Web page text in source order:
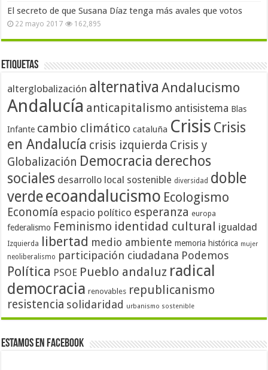
El secreto de que Susana Díaz tenga más avales que votos
22 mayo 2017 162,895
Etiquetas
alterglobalización alternativa Andalucismo
Andalucía anticapitalismo antisistema Blas
Infante cambio climático cataluña Crisis Crisis
en Andalucía crisis izquierda Crisis y
Globalización Democracia derechos
sociales desarrollo local sostenible diversidad doble
verdeecoandalucismo Ecologismo
Economía espacio político esperanza europa
federalismo Feminismo identidad cultural igualdad
Izquierda libertad medio ambiente memoria histórica mujer
neoliberalismo participación ciudadana Podemos
Política PSOE Pueblo andaluz radical
democracia renovables republicanismo
resistencia solidaridad urbanismo sostenible
Estamos en Facebook